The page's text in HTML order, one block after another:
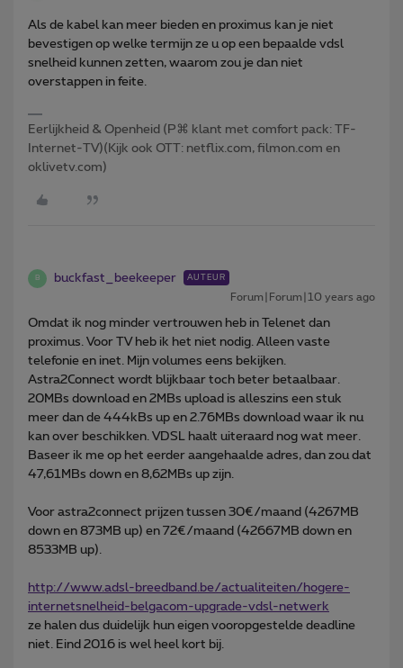
Als de kabel kan meer bieden en proximus kan je niet
bevestigen op welke termijn ze u op een bepaalde vdsl
snelheid kunnen zetten, waarom zou je dan niet
overstappen in feite.
Eerlijkheid & Openheid (P⌘ klant met comfort pack: TF-
Internet-TV)(Kijk ook OTT: netflix.com, filmon.com en
oklivetv.com)
B buckfast_beekeeper AUTEUR
Forum|Forum|10 years ago
Omdat ik nog minder vertrouwen heb in Telenet dan
proximus. Voor TV heb ik het niet nodig. Alleen vaste
telefonie en inet. Mijn volumes eens bekijken.
Astra2Connect wordt blijkbaar toch beter betaalbaar.
20MBs download en 2MBs upload is alleszins een stuk
meer dan de 444kBs up en 2.76MBs download waar ik nu
kan over beschikken. VDSL haalt uiteraard nog wat meer.
Baseer ik me op het eerder aangehaalde adres, dan zou dat
47,61MBs down en 8,62MBs up zijn.
Voor astra2connect prijzen tussen 30€/maand (4267MB
down en 873MB up) en 72€/maand (42667MB down en
8533MB up).
http://www.adsl-breedband.be/actualiteiten/hogere-
internetsnelheid-belgacom-upgrade-vdsl-netwerk
ze halen dus duidelijk hun eigen vooropgestelde deadline
niet. Eind 2016 is wel heel kort bij.